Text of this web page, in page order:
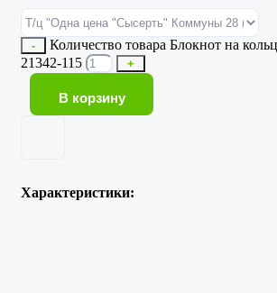
-
Количество товара Блокнот на
21342-115
+
В корзину
Характеристики: